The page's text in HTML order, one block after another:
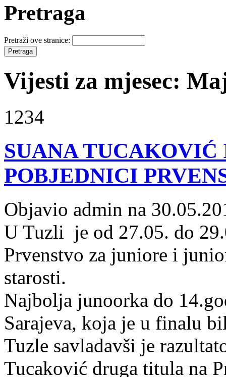
Pretraga
Pretraži ove stranice:
Vijesti za mjesec:
1234
SUANA
POBJEDNICI
Objavio admin na
U Tuzli je od 27.05. do
Prvenstvo za juniore i
starosti.
Najbolja junoorka do
Sarajeva, koja je u finalu
Tuzle savladavši je
Tucaković druga titula na